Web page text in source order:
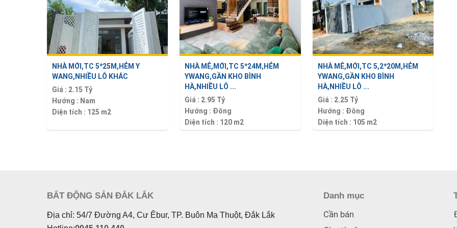
NHÀ MỚI,TC 5*25M,HẺM Y
WANG,NHIỀU LÔ KHÁC
Giá : 2.15 Tỷ
Hướng : Nam
Diện tích : 125 m2
NHÀ MÊ,MỚI,TC 5*24M,HẺM
YWANG,GẦN KHO BÌNH
HÀ,NHIỀU LÔ ...
Giá : 2.95 Tỷ
Hướng : Đông
Diện tích : 120 m2
NHÀ MÊ,MỚI,TC 5,2*20M,HẺM
YWANG,GẦN KHO BÌNH
HÀ,NHIỀU LÔ ...
Giá : 2.25 Tỷ
Hướng : Đông
Diện tích : 105 m2
BẤT ĐỘNG SẢN ĐẮK LẮK
Địa chỉ: 54/7 Đường A4, Cư Êbur, TP. Buôn Ma Thuột, Đắk Lắk
Danh mục
Cần bán